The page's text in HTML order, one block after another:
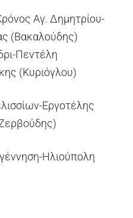
Αγ. Δημητρίου-
(Βακαλούδης)
Πεντέλη
(Κυριόγλου)
Εργοτέλης
Ηλιούπολη